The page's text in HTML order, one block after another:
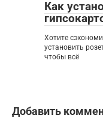
Как
Хотите
установить
чтобы всё
Добавить